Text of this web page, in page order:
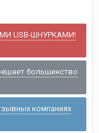
USB-ШНУРКАМИ!
большинство
компаниях